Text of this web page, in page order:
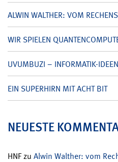
ALWIN WALTHER: VOM
WIR SPIELEN
UVUMBUZI – INFORMATIK-
EIN SUPERHIRN MIT ACHT BIT
NEUESTE
HNFzu Alwin Walther: vom